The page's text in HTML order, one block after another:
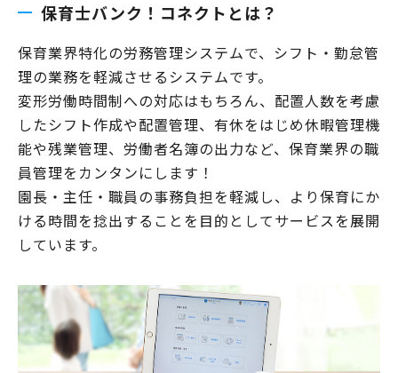
保育士バンク！コネクトとは？
保育業界特化の労務管理システムで、シフト・勤怠管
理の業務を軽減させるシステムです。
変形労働時間制への対応はもちろん、配置人数を考慮
したシフト作成や配置管理、有休をはじめ休暇管理機
能や残業管理、労働者名簿の出力など、保育業界の職
員管理をカンタンにします！
園長・主任・職員の事務負担を軽減し、より保育にか
ける時間を捻出することを目的としてサービスを展開
しています。